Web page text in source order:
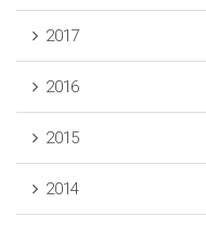
2017
2016
2015
2014